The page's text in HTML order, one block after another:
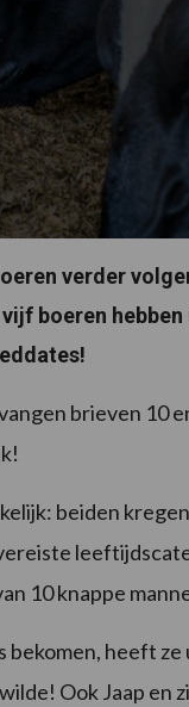
verder
boeren
brieven 10
beiden
10 knappe
heeft
Ook Jaap en